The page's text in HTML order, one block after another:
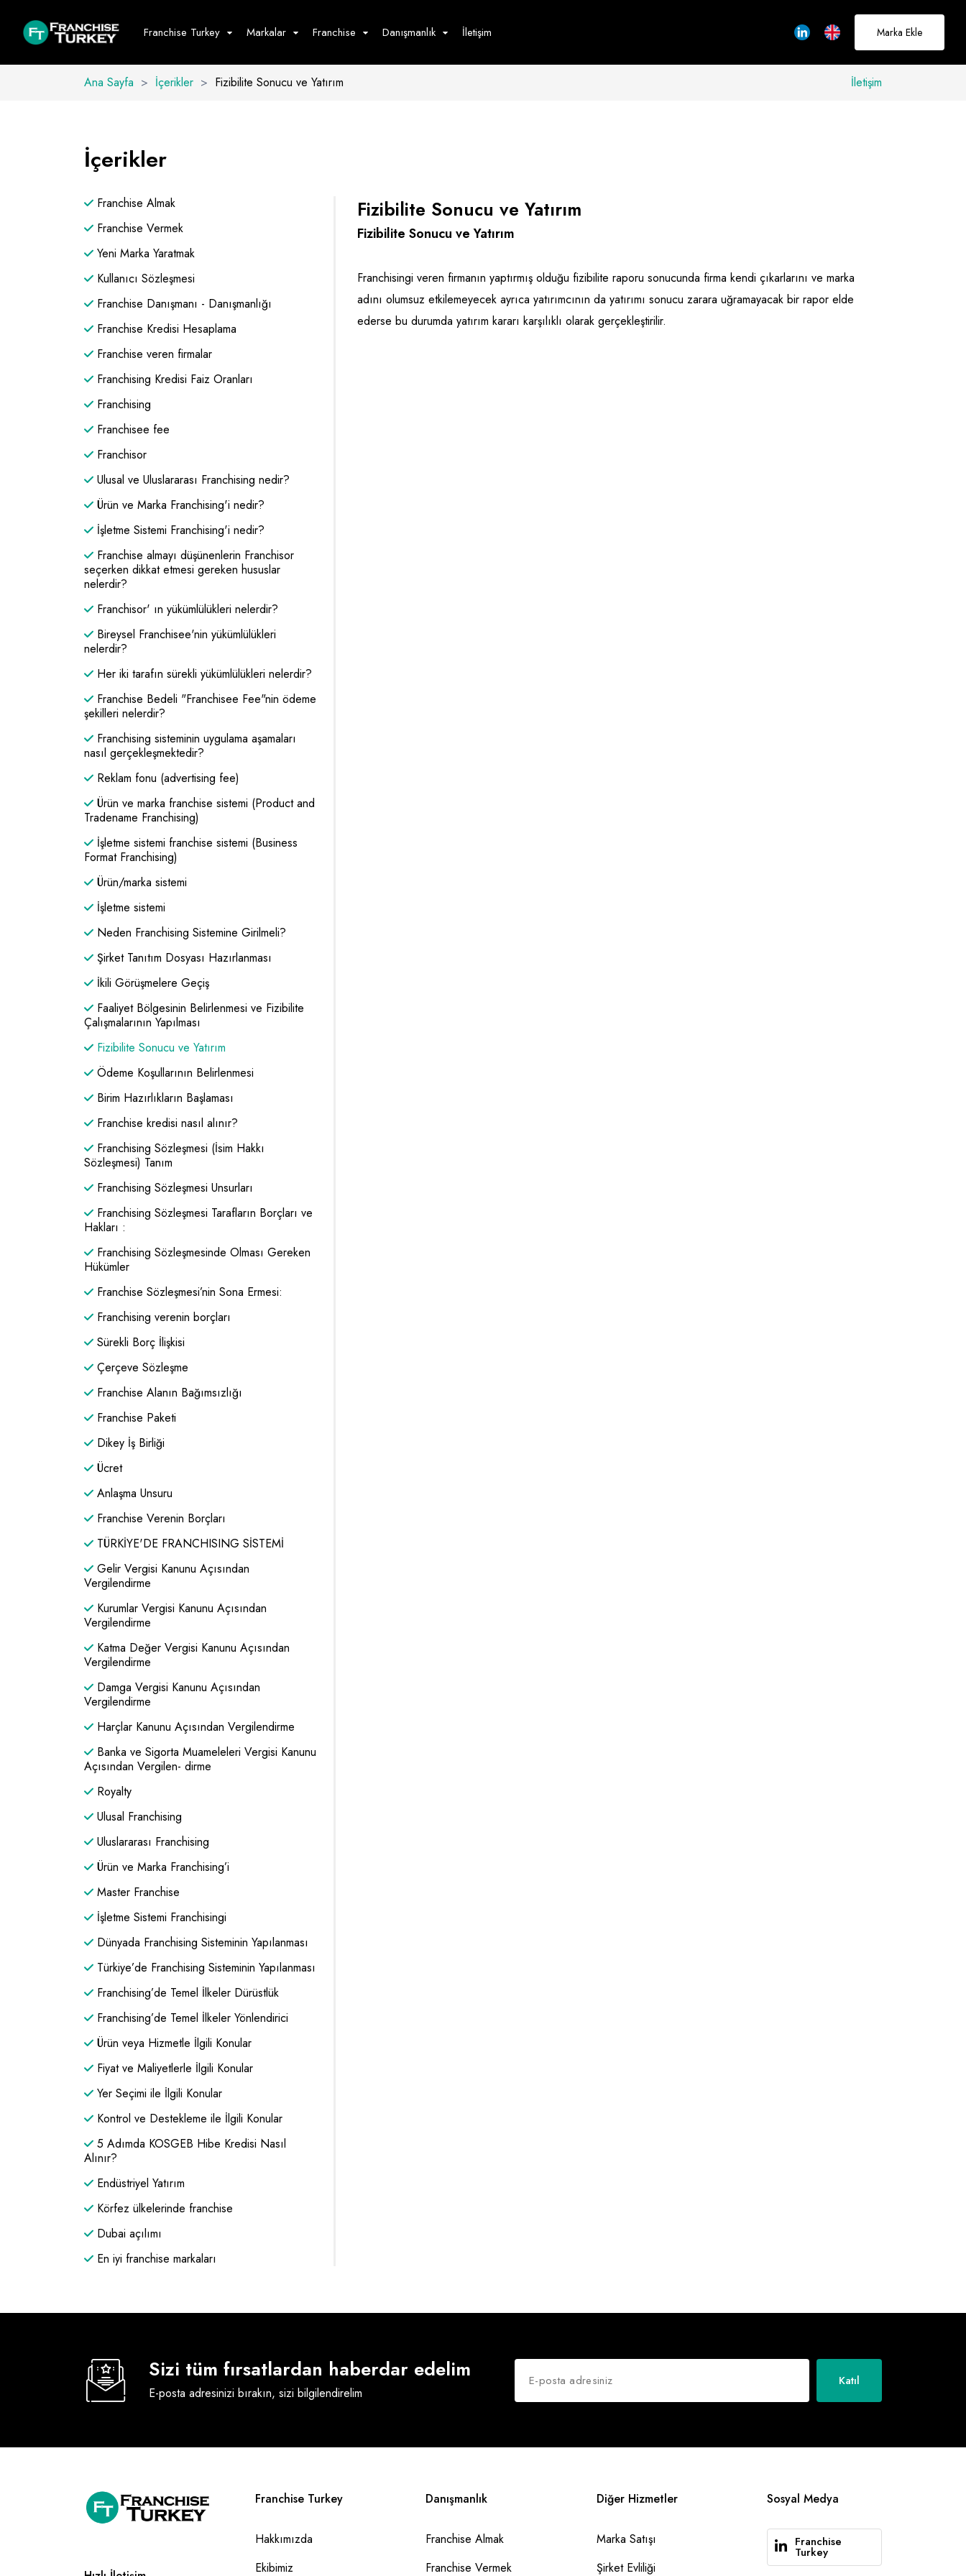
Franchise Turkey Markalar
Hakkımızda
Franchise Danışmanlık İletişim Marka Ekle
Ana Sayfa > İçerikler > Fizibilite Sonucu ve Yatırım İletişim
İçerikler
Franchise Almak
Franchise Vermek
Yeni Marka Yaratmak
Kullanıcı Sözleşmesi
Franchise Danışmanı - Danışmanlığı
Franchise Kredisi Hesaplama
Franchise veren firmalar
Franchising Kredisi Faiz Oranları
Franchising
Franchisee fee
Franchisor
Ulusal ve Uluslararası Franchising nedir?
Ürün ve Marka Franchising'i nedir?
İşletme Sistemi Franchising'i nedir?
Franchise almayı düşünenlerin Franchisor
seçerken dikkat etmesi gereken hususlar
nelerdir?
Franchisor' ın yükümlülükleri nelerdir?
Bireysel Franchisee'nin yükümlülükleri
nelerdir?
Her iki tarafın sürekli yükümlülükleri nelerdir?
Franchise Bedeli "Franchisee Fee"nin ödeme
şekilleri nelerdir?
Franchising sisteminin uygulama aşamaları
nasıl gerçekleşmektedir?
Reklam fonu (advertising fee)
Ürün ve marka franchise sistemi (Product and
Tradename Franchising)
İşletme sistemi franchise sistemi (Business
Format Franchising)
Ürün/marka sistemi
İşletme sistemi
Neden Franchising Sistemine Girilmeli?
Şirket Tanıtım Dosyası Hazırlanması
İkili Görüşmelere Geçiş
Faaliyet Bölgesinin Belirlenmesi ve Fizibilite
Çalışmalarının Yapılması
Fizibilite Sonucu ve Yatırım
Ödeme Koşullarının Belirlenmesi
Birim Hazırlıkların Başlaması
Franchise kredisi nasıl alınır?
Franchising Sözleşmesi (İsim Hakkı
Sözleşmesi) Tanım
Franchising Sözleşmesi Unsurları
Franchising Sözleşmesi Tarafların Borçları ve
Hakları :
Franchising Sözleşmesinde Olması Gereken
Hükümler
Franchise Sözleşmesi’nin Sona Ermesi:
Franchising verenin borçları
Sürekli Borç İlişkisi
Çerçeve Sözleşme
Franchise Alanın Bağımsızlığı
Franchise Paketi
Dikey İş Birliği
Ücret
Anlaşma Unsuru
Franchise Verenin Borçları
TÜRKİYE'DE FRANCHISING SİSTEMİ
Gelir Vergisi Kanunu Açısından
Vergilendirme
Kurumlar Vergisi Kanunu Açısından
Vergilendirme
Katma Değer Vergisi Kanunu Açısından
Vergilendirme
Damga Vergisi Kanunu Açısından
Vergilendirme
Harçlar Kanunu Açısından Vergilendirme
Banka ve Sigorta Muameleleri Vergisi Kanunu
Açısından Vergilen- dirme
Royalty
Ulusal Franchising
Uluslararası Franchising
Ürün ve Marka Franchising’i
Master Franchise
İşletme Sistemi Franchisingi
Dünyada Franchising Sisteminin Yapılanması
Türkiye’de Franchising Sisteminin Yapılanması
Franchising’de Temel İlkeler Dürüstlük
Franchising’de Temel İlkeler Yönlendirici
Ürün veya Hizmetle İlgili Konular
Fiyat ve Maliyetlerle İlgili Konular
Yer Seçimi ile İlgili Konular
Kontrol ve Destekleme ile İlgili Konular
5 Adımda KOSGEB Hibe Kredisi Nasıl
Alınır?
Endüstriyel Yatırım
Körfez ülkelerinde franchise
Dubai açılımı
En iyi franchise markaları
Fizibilite Sonucu ve Yatırım
Fizibilite Sonucu ve Yatırım
Franchisingi veren firmanın yaptırmış olduğu fizibilite raporu sonucunda firma kendi çıkarlarını ve marka
adını olumsuz etkilemeyecek ayrıca yatırımcının da yatırımı sonucu zarara uğramayacak bir rapor elde
ederse bu durumda yatırım kararı karşılıklı olarak gerçekleştirilir.
Sizi tüm fırsatlardan haberdar edelim
E-posta adresinizi bırakın, sizi bilgilendirelim
Katıl
Franchise Turkey
Hakkımızda
Ekibimiz
Danışmanlık
Franchise Almak
Franchise Vermek
Diğer Hizmetler
Marka Satışı
Şirket Evliliği
Sosyal Medya
Franchise
Turkey